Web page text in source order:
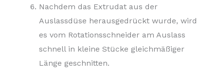
Nachdem das Extrudat aus der
Auslassdüse herausgedrückt wurde, wird
es vom Rotationsschneider am Auslass
schnell in kleine Stücke gleichmäßiger
Länge geschnitten.